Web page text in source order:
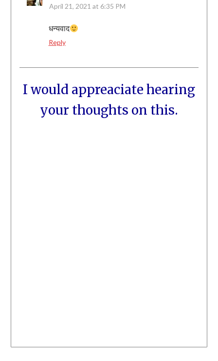
April 21, 2021 at 6:35 PM
धन्यवाद
Reply
I would appreaciate hearing
your thoughts on this.